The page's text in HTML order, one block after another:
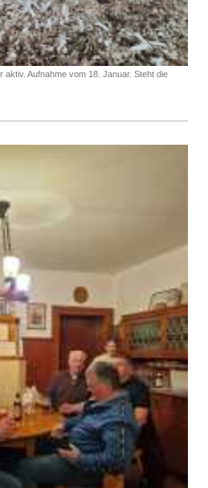
aktiv. Aufnahme vom 18. Januar. Steht die